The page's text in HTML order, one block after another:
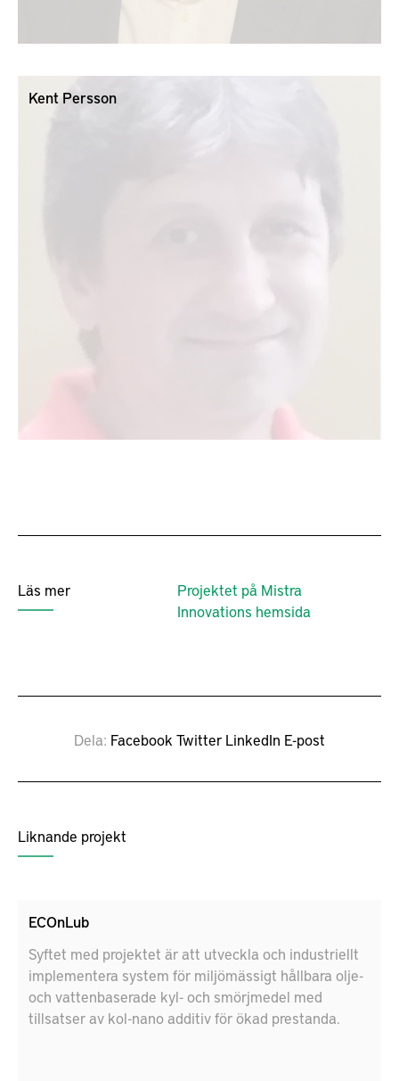
Kent Persson
Läs mer
Projektet på Mistra
Innovations hemsida
Dela Facebook Twitter LinkedIn E-post
Liknande projekt
ECOnLub
Syftet med projektet är att utveckla och industriellt
implementera system för miljömässigt hållbara olje-
och vattenbaserade kyl- och smörjmedel med
tillsatser av kol-nano additiv för ökad prestanda.